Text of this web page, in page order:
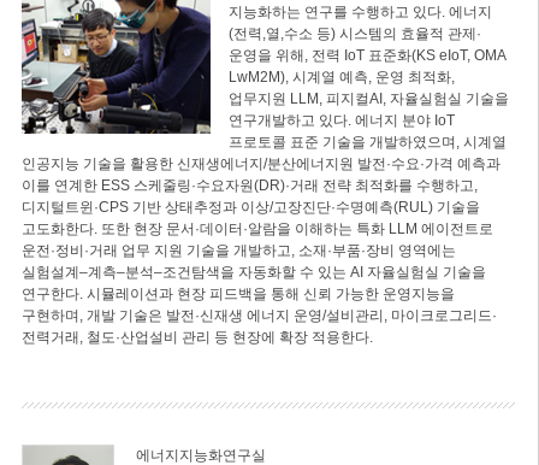
지능화하는 연구를 수행하고 있다. 에너지
(전력,열,수소 등) 시스템의 효율적 관제·
운영을 위해, 전력 IoT 표준화(KS eIoT, OMA
LwM2M), 시계열 예측, 운영 최적화,
업무지원 LLM, 피지컬AI, 자율실험실 기술을
연구개발하고 있다. 에너지 분야 IoT
프로토콜 표준 기술을 개발하였으며, 시계열
인공지능 기술을 활용한 신재생에너지/분산에너지원 발전·수요·가격 예측과
이를 연계한 ESS 스케줄링·수요자원(DR)·거래 전략 최적화를 수행하고,
디지털트윈·CPS 기반 상태추정과 이상/고장진단·수명예측(RUL) 기술을
고도화한다. 또한 현장 문서·데이터·알람을 이해하는 특화 LLM 에이전트로
운전·정비·거래 업무 지원 기술을 개발하고, 소재·부품·장비 영역에는
실험설계–계측–분석–조건탐색을 자동화할 수 있는 AI 자율실험실 기술을
연구한다. 시뮬레이션과 현장 피드백을 통해 신뢰 가능한 운영지능을
구현하며, 개발 기술은 발전·신재생 에너지 운영/설비관리, 마이크로그리드·
전력거래, 철도·산업설비 관리 등 현장에 확장 적용한다.
에너지지능화연구실